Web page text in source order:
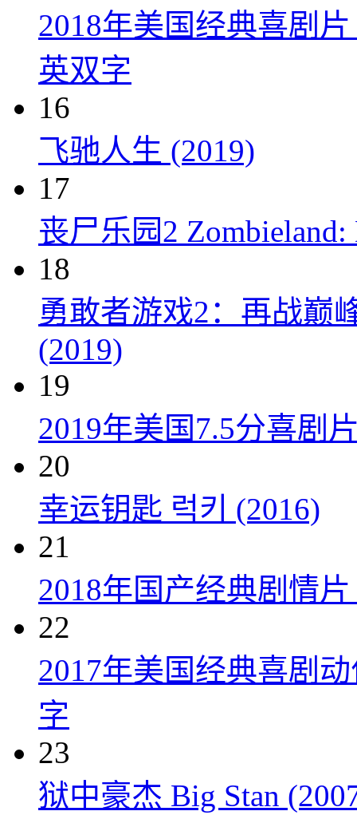
2018年美国经典喜剧
英双字
16
飞驰人生 (2019)
17
丧尸乐园2 Zombieland:
18
勇敢者游戏2：再战巅
(2019)
19
2019年美国7.5分喜剧
20
幸运钥匙 럭키 (2016)
21
2018年国产经典剧情
22
2017年美国经典喜剧
字
23
狱中豪杰 Big Stan